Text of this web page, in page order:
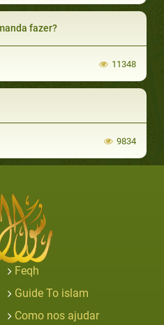
fazer?
11348
9834
Feqh
Guide To islam
Como nos ajudar